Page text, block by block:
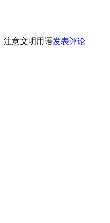
注意文明用语发表评论